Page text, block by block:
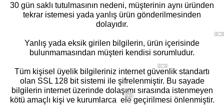
🍭
🍬
🍬
30 gün saklı tutulmasının nedeni, müşterinin aynı üründen
tekrar istemesi yada yanlış ürün gönderilmesinden
dolayıdır.
Yanlış yada eksik girilen bilgilerin, ürün içerisinde
bulunmamasından müşteri kendisi sorumludur.
Tüm kişisel üyelik bilgileriniz internet güvenlik standartı
olan SSL 128 bit sistemi ile şifrelenmiştir. Bu sayade
bilgilerin internet üzerinde dolaşımı sırasında istenmeyen
kötü amaçlı kişi ve kurumlarca ele geçirilmesi önlenmiştir.